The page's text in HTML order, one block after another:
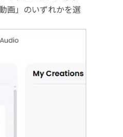
画」のいずれかを選